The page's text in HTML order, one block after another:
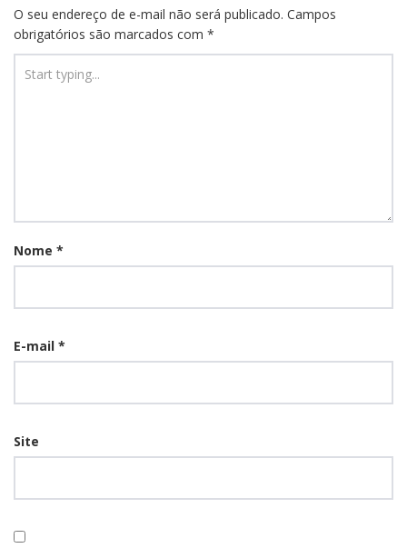
O seu endereço de e-mail não será publicado. Campos
obrigatórios são marcados com *
Nome *
E-mail *
Site